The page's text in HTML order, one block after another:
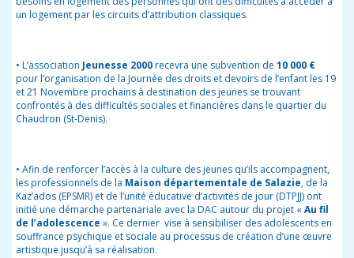
un logement par les circuits d’attribution classiques.
• L’association Jeunesse 2000recevra une subvention de 10 000 €
pour l’organisation de la Journée des droits et devoirs de l’enfant les 19
et 21 Novembre prochains à destination des jeunes se trouvant
confrontés à des difficultés sociales et financières dans le quartier du
Chaudron (St-Denis).
• Afin de renforcer l’accès à la culture des jeunes qu’ils accompagnent,
les professionnels de la Maison départementale de Salazie, de la
Kaz’ados (EPSMR) et de l’unité éducative d’activités de jour (DTPJJ) ont
initié une démarche partenariale avec la DAC autour du projet « Au fil
de l’adolescence ». Ce dernier vise à sensibiliser des adolescents en
souffrance psychique et sociale au processus de création d’une œuvre
artistique jusqu’à sa réalisation.